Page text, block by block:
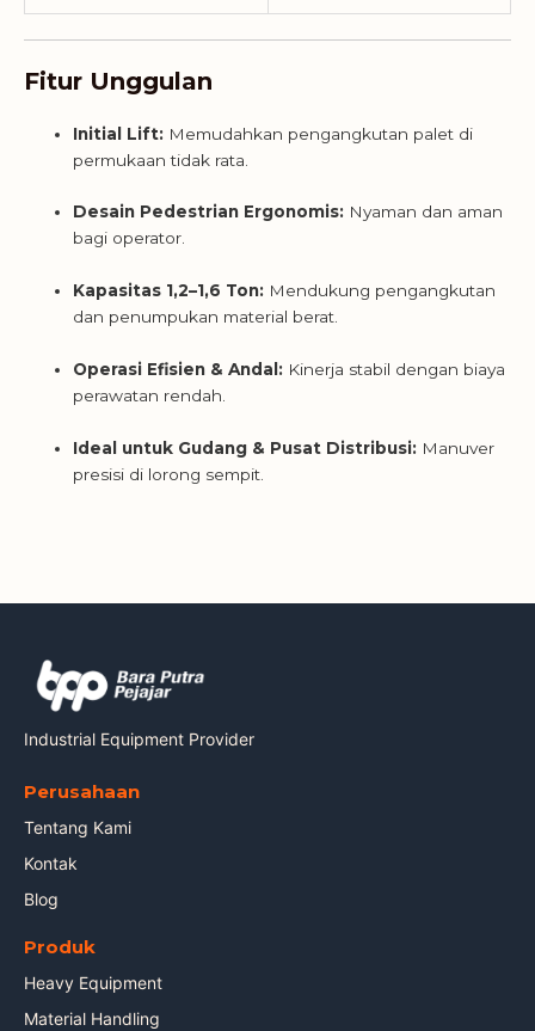
Fitur Unggulan
Initial Lift: Memudahkan pengangkutan palet di
permukaan tidak rata.
Desain Pedestrian Ergonomis: Nyaman dan aman
bagi operator.
Kapasitas 1,2–1,6 Ton: Mendukung pengangkutan
dan penumpukan material berat.
Operasi Efisien & Andal: Kinerja stabil dengan biaya
perawatan rendah.
Ideal untuk Gudang & Pusat Distribusi: Manuver
presisi di lorong sempit.
Industrial Equipment Provider
Perusahaan
Tentang Kami
Kontak
Blog
Produk
Heavy Equipment
Material Handling